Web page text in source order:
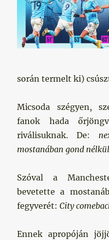
során termelt ki)
Micsoda szégyen,
fanok hada
riválisuknak. De:
mostanában gond
Szóval a
bevetette a
fegyverét:City
Ennek apropóján